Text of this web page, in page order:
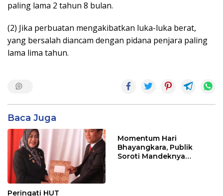
paling lama 2 tahun 8 bulan.
(2) Jika perbuatan mengakibatkan luka-luka berat,
yang bersalah diancam dengan pidana penjara paling
lama lima tahun.
Baca Juga
Peringati HUT
Momentum Hari
Bhayangkara, Publik
Soroti Mandeknya